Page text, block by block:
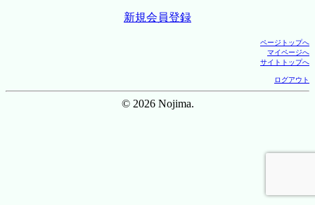
新規会員登録
ページトップへ
マイページへ
サイトトップへ
ログアウト
© 2026 Nojima.